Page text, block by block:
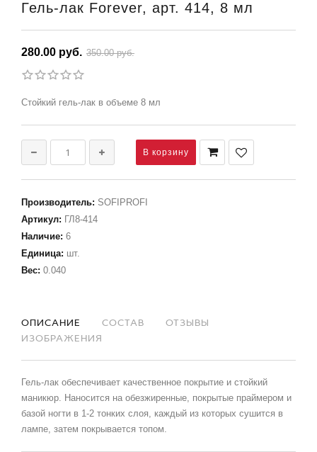
Гель-лак Forever, арт. 414, 8 мл
280.00 руб. 350.00 руб.
Стойкий гель-лак в объеме 8 мл
Производитель: SOFIPROFI
Артикул: ГЛ8-414
Наличие: 6
Единица: шт.
Вес: 0.040
ОПИСАНИЕ СОСТАВ
ОТЗЫВЫ
ИЗОБРАЖЕНИЯ
Гель-лак обеспечивает качественное покрытие и стойкий
маникюр. Наносится на обезжиренные, покрытые праймером и
базой ногти в 1-2 тонких слоя, каждый из которых сушится в
лампе, затем покрывается топом.